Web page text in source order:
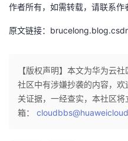
作者所有，如需转载，请联系作
原文链接：
【版权声明】本文为华为云
社区中有涉嫌抄袭的内容，
关证据，一经查实，本社区
箱：